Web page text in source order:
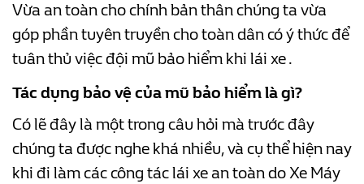
Vừa an toàn cho chính bản thân chúng ta vừa
góp phần tuyên truyền cho toàn dân có ý thức để
tuân thủ việc đội mũ bảo hiểm khi lái xe .
Tác dụng bảo vệ của mũ bảo hiểm là gì?
Có lẽ đây là một trong câu hỏi mà trước đây
chúng ta được nghe khá nhiều, và cụ thể hiện nay
khi đi làm các công tác lái xe an toàn do Xe Máy